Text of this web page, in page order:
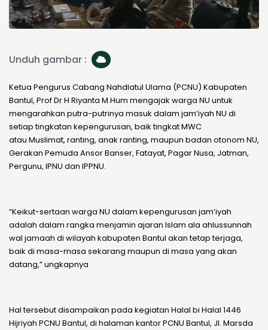
Unduh gambar :
Ketua Pengurus Cabang Nahdlatul Ulama (PCNU) Kabupaten
Bantul, Prof Dr H Riyanta M.Hum mengajak warga NU untuk
mengarahkan putra-putrinya masuk dalam jam’iyah NU di
setiap tingkatan kepengurusan, baik tingkat MWC
atau Muslimat, ranting, anak ranting, maupun badan otonom NU,
Gerakan Pemuda Ansor Banser, Fatayat, Pagar Nusa, Jatman,
Pergunu, IPNU dan IPPNU.
“Keikut-sertaan warga NU dalam kepengurusan jam’iyah
adalah dalam rangka menjamin ajaran Islam ala ahlussunnah
wal jamaah di wilayah kabupaten Bantul akan tetap terjaga,
baik di masa-masa sekarang maupun di masa yang akan
datang,” ungkapnya
Hal tersebut disampaikan pada kegiatan Halal bi Halal 1446
Hijriyah PCNU Bantul, di halaman kantor PCNU Bantul, Jl. Marsda